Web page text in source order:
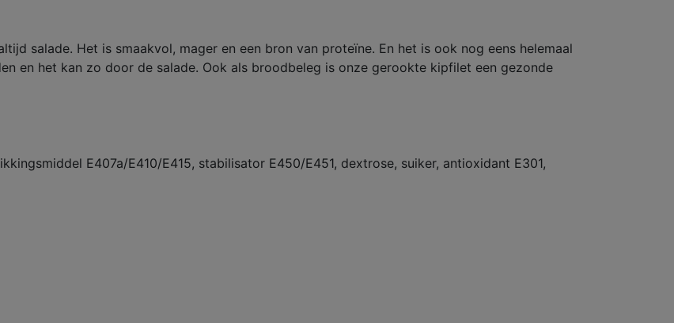
salade. Het is smaakvol, mager en een bron van proteïne. En het is ook nog eens helemaal
en het kan zo door de salade. Ook als broodbeleg is onze gerookte kipfilet een gezonde
E407a/E410/E415, stabilisator E450/E451, dextrose, suiker, antioxidant E301,